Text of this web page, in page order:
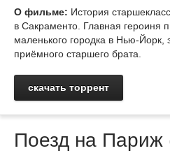
О фильме: История
в Сакраменто. Главная героиня
маленького городка в Нью-Йорк,
приёмного старшего брата.
скачать торрент
Поезд на Париж